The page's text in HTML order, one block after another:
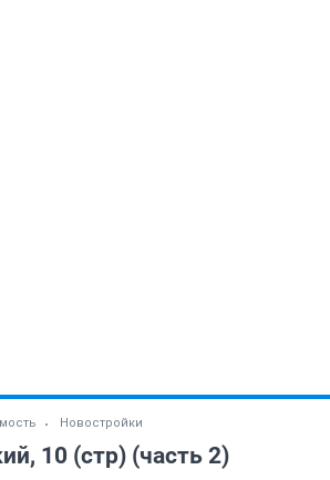
Новостройки
10 (стр) (часть 2)